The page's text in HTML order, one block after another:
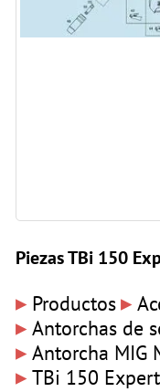
Piezas TBi 150
▸ Productos▸
▸ Antorchas de
▸ Antorcha MIG
▸ TBi 150